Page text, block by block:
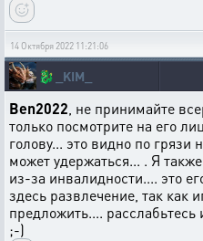
14 Октября 2022 11:21:06
🐉 _KIM_
Ben2022 , не принимайте
только посмотрите на его
голову... это видно по грязи
может удержаться... . Я
из-за инвалидности.... это
здесь развлечение, так как
предложить....
;-)